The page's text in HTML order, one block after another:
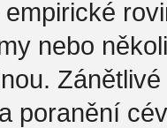
nebo
poranění